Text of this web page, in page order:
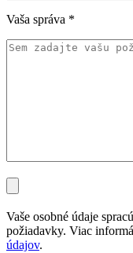
Vaša správa *
Vaše osobné údaje
požiadavky. Viac
údajov.